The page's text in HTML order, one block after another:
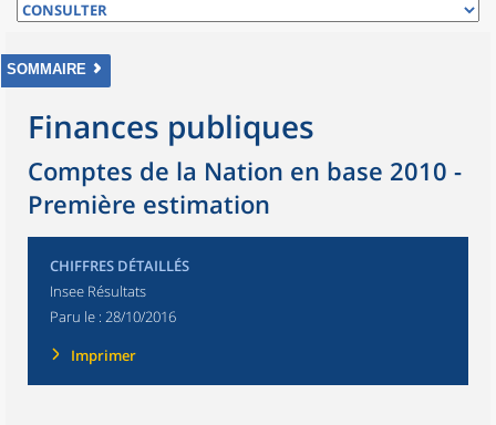
SOMMAIRE
Finances publiques
Comptes de la Nation en base 2010 -
Première estimation
CHIFFRES DÉTAILLÉS
Insee Résultats
Paru le : 28/10/2016
Imprimer